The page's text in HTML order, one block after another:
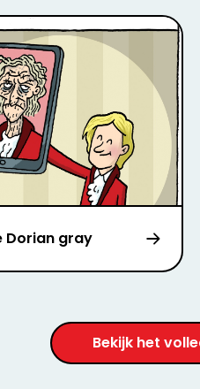
Dorian gray
Bekijk het